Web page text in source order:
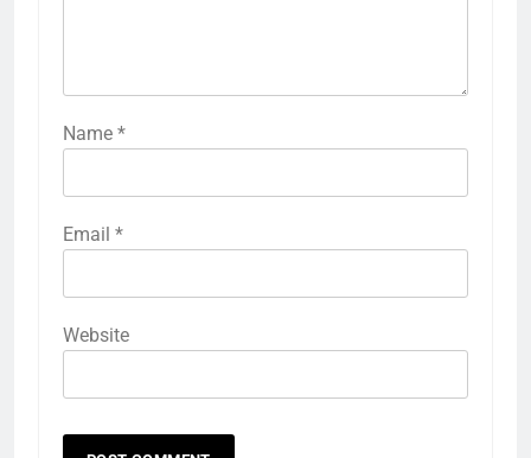
Name *
Email *
Website